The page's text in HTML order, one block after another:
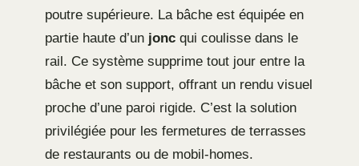
poutre supérieure. La bâche est équipée en
partie haute d’un jonc qui coulisse dans le
rail. Ce système supprime tout jour entre la
bâche et son support, offrant un rendu visuel
proche d’une paroi rigide. C’est la solution
privilégiée pour les fermetures de terrasses
de restaurants ou de mobil-homes.